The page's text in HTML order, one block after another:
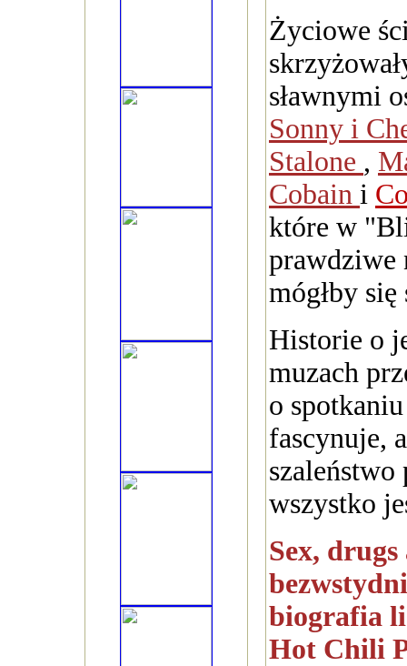
Życiowe
sławnymi
Sonny i
Stalone ,
Cobain i
które w
mógłby
Historie o
muzach
o
fascynuje,
szaleństwo
wszystko
Sex,
biografia
Hot Chili